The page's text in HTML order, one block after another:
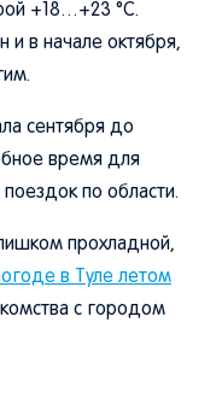
+18…+23 °C.
и в начале октября,
сентября до
время для
по области.
прохладной,
в Туле летом
с городом